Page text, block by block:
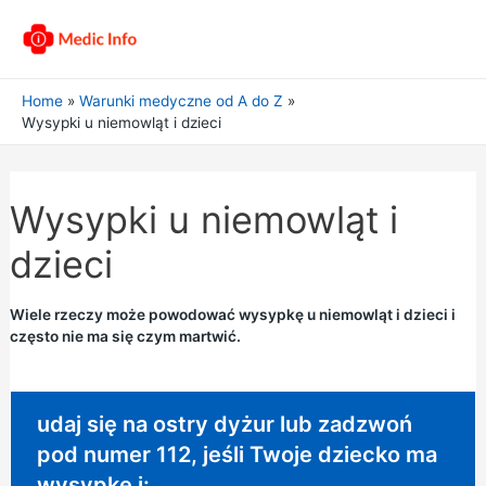
Home
Warunki medyczne od A do Z
Wysypki u niemowląt i dzieci
Wysypki u niemowląt i
dzieci
Wiele rzeczy może powodować wysypkę u niemowląt i dzieci i
często nie ma się czym martwić.
Wymagane natychmiastowe działanie:
udaj się na ostry dyżur lub zadzwoń
pod numer 112, jeśli Twoje dziecko ma